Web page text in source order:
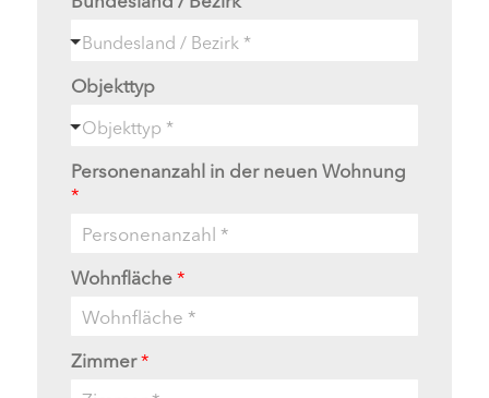
Objekttyp
Personenanzahl in der neuen Wohnung
*
Wohnfläche*
Zimmer*